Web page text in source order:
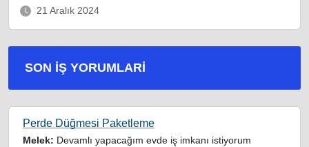
21 Aralık 2024
SON İŞ YORUMLARI
Perde Düğmesi Paketleme
Melek: Devamlı yapacağım evde iş imkanı istiyorum